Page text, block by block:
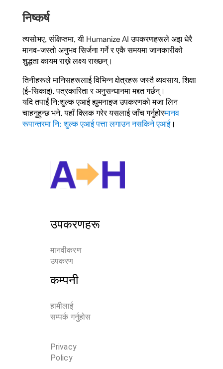
निष्कर्ष
त्यसोभए, संक्षिप्तमा, यी Humanize AI उपकरणहरूले अझ धेरै
मानव-जस्तो अनुभव सिर्जना गर्ने र एकै समयमा जानकारीको
शुद्धता कायम राख्ने लक्ष्य राख्छन्।
तिनीहरूले मानिसहरूलाई विभिन्न क्षेत्रहरू जस्तै व्यवसाय, शिक्षा
(ई-सिकाइ), पत्रकारिता र अनुसन्धानमा मद्दत गर्छन्।
यदि तपाईं नि:शुल्क एआई ह्युमनाइज उपकरणको मजा लिन
चाहनुहुन्छ भने, यहाँ क्लिक गरेर यसलाई जाँच गर्नुहोस्मानव
रूपान्तरमा नि: शुल्क एआई पत्ता लगाउन नसकिने एआई।
उपकरणहरू
मानवीकरण
उपकरण
कम्पनी
हामीलाई
सम्पर्क गर्नुहोस
Privacy
Policy